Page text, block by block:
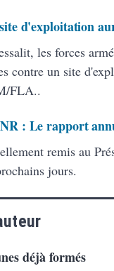
d'exploitation
les forces
contre un site
FLA..
: Le rapport
remis au
jours.
déjà formés